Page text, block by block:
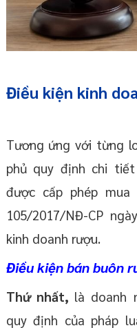
Điều kiện kinh
Tương ứng với từng
phủ quy định chi
được cấp phép
105/2017/NĐ-CP
kinh doanh rượu.
Điều kiện bán buôn
Thứ nhất, là doanh
quy định của pháp